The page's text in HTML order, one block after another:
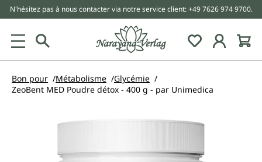
principal
N'hésitez pas à nous contacter via notre service client: +49 7626 974 9700.
Bon pour Métabolisme
Glycémie
ZeoBent MED Poudre détox - 400 g - par Unimedica
Ignorer la galerie d'images